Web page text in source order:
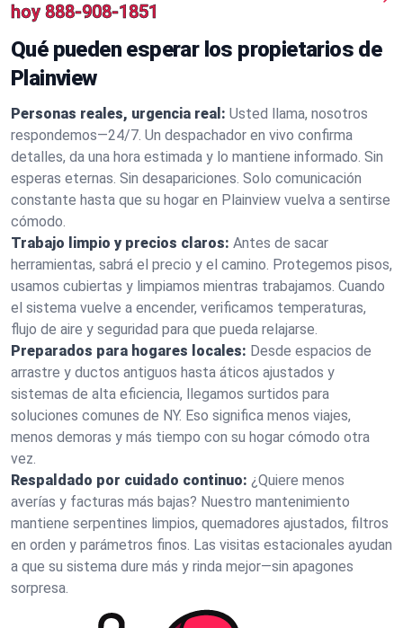
hoy 888-908-1851
Qué pueden esperar los propietarios de
Plainview
Personas reales, urgencia real: Usted llama, nosotros
respondemos—24/7. Un despachador en vivo confirma
detalles, da una hora estimada y lo mantiene informado. Sin
esperas eternas. Sin desapariciones. Solo comunicación
constante hasta que su hogar en Plainview vuelva a sentirse
cómodo.
Trabajo limpio y precios claros: Antes de sacar
herramientas, sabrá el precio y el camino. Protegemos pisos,
usamos cubiertas y limpiamos mientras trabajamos. Cuando
el sistema vuelve a encender, verificamos temperaturas,
flujo de aire y seguridad para que pueda relajarse.
Preparados para hogares locales: Desde espacios de
arrastre y ductos antiguos hasta áticos ajustados y
sistemas de alta eficiencia, llegamos surtidos para
soluciones comunes de NY. Eso significa menos viajes,
menos demoras y más tiempo con su hogar cómodo otra
vez.
Respaldado por cuidado continuo: ¿Quiere menos
averías y facturas más bajas? Nuestro mantenimiento
mantiene serpentines limpios, quemadores ajustados, filtros
en orden y parámetros finos. Las visitas estacionales ayudan
a que su sistema dure más y rinda mejor—sin apagones
sorpresa.